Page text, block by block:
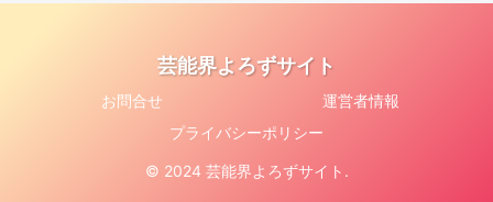
芸能界よろずサイト
お問合せ
運営者情報
プライバシーポリシー
© 2024 芸能界よろずサイト.